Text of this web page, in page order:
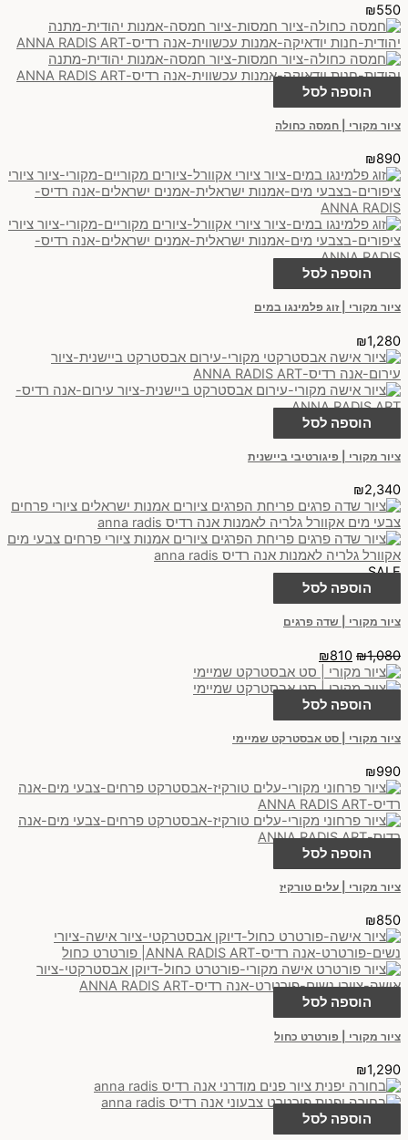
₪550
הוספה לסל
ציור מקורי | חמסה כחולה
₪890
הוספה לסל
ציור מקורי | זוג פלמינגו במים
₪1,280
הוספה לסל
ציור מקורי | פיגורטיבי ביישנית
₪2,340
SALE
הוספה לסל
ציור מקורי | שדה פרגים
₪1,080
₪810
הוספה לסל
ציור מקורי | סט אבסטרקט שמיימי
₪990
הוספה לסל
ציור מקורי | עלים טורקיז
₪850
הוספה לסל
ציור מקורי | פורטרט כחול
₪1,290
הוספה לסל